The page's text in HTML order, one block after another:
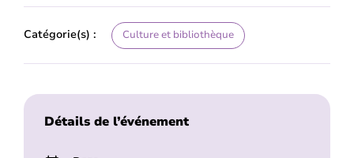
Catégorie(s) : Culture et bibliothèque
Détails de l’événement